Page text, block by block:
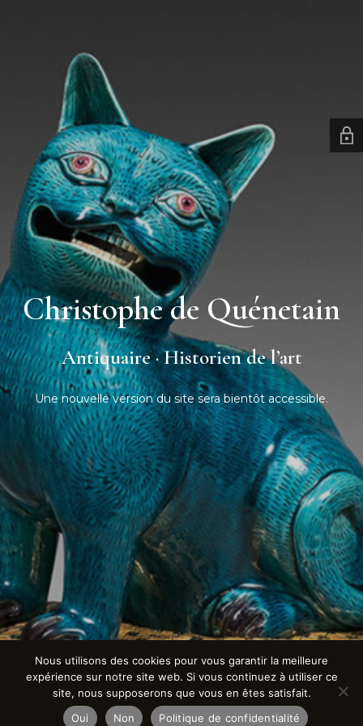
Christophe de Quénetain
Antiquaire · Historien de l’art
Une nouvelle version du site sera bientôt accessible.
Nous utilisons des cookies pour vous garantir la meilleure
expérience sur notre site web. Si vous continuez à utiliser ce
site, nous supposerons que vous en êtes satisfait.
Oui
Non Politique de confidentialité